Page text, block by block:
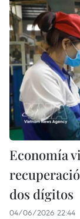
Economía
dos dígitos
04/06/2026 22:44